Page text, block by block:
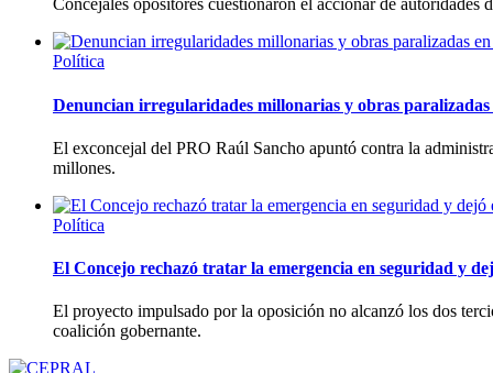
Concejales opositores cuestionaron el accionar de
Política
Denuncian irregularidades millonarias y obras paralizadas
El exconcejal del PRO Raúl Sancho apuntó contra la
millones.
Política
El Concejo rechazó tratar la emergencia en seguridad y
El proyecto impulsado por la oposición no alcanzó los dos
coalición gobernante.